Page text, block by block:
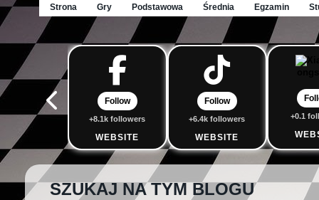
Strona Gry Podstawowa Średnia Egzamin
Follow
+8.1k followers
WEBSITE
Follow
+6.4k followers
WEBSITE
+0.1
SZUKAJ NA TYM BLOGU